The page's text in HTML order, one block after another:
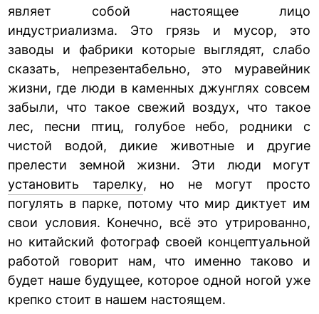
являет собой настоящее лицо
индустриализма. Это грязь и мусор, это
заводы и фабрики которые выглядят, слабо
сказать, непрезентабельно, это муравейник
жизни, где люди в каменных джунглях совсем
забыли, что такое свежий воздух, что такое
лес, песни птиц, голубое небо, родники с
чистой водой, дикие животные и другие
прелести земной жизни. Эти люди могут
установить тарелку, но не могут просто
погулять в парке, потому что мир диктует им
свои условия. Конечно, всё это утрированно,
но китайский фотограф своей концептуальной
работой говорит нам, что именно таково и
будет наше будущее, которое одной ногой уже
крепко стоит в нашем настоящем.